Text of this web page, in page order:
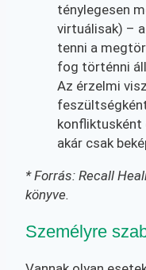
ténylegesen
virtuálisak) –
tenni a
fog történni
Az érzelmi
konfliktusként
akár csak
* Forrás: Recall
könyve.
Személyre